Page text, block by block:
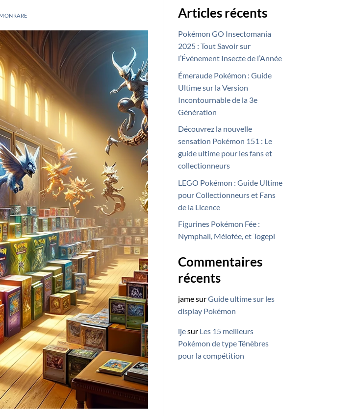
Articles récents
Pokémon GO Insectomania
2025 : Tout Savoir sur
l’Événement Insecte de l’Année
Émeraude Pokémon : Guide
Ultime sur la Version
Incontournable de la 3e
Génération
Découvrez la nouvelle
sensation Pokémon 151 : Le
guide ultime pour les fans et
collectionneurs
LEGO Pokémon : Guide Ultime
pour Collectionneurs et Fans
de la Licence
Figurines Pokémon Fée :
Nymphali, Mélofée, et Togepi
Commentaires
récents
jamesurGuide ultime sur les
display Pokémon
ijesur Les 15 meilleurs
Pokémon de type Ténèbres
pour la compétition